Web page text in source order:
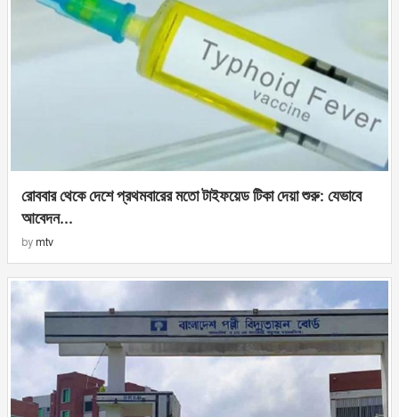
রোববার থেকে দেশে প্রথমবারের মতো টাইফয়েড টিকা দেয়া শুরু: যেভাবে
আবেদন...
by mtv